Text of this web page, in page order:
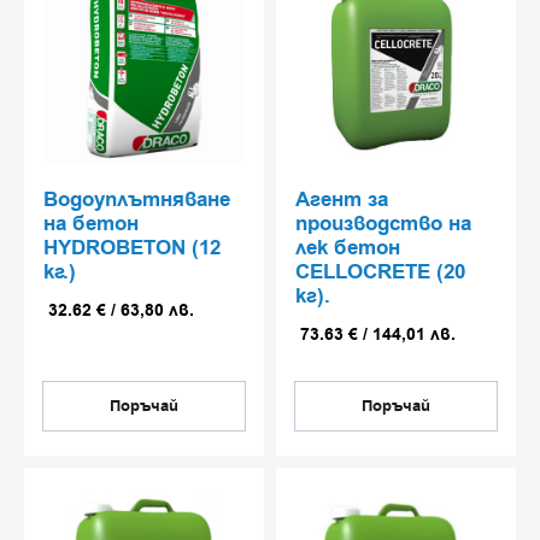
уплътняват порите и удължават живота на
конструкцията.
Инхибитори на корозия за
Нанасят се върху открита или покрита с бетон
армировка, формират защитен филм и забавят
корозионните процеси;
Грундове за защита на стомана
преди репарация – част от
системно възстановяване на
стоманобетон;
Мигриращ инхибитор на корозия, който прониква в
Водоуплътняване
на бетон
HYDROBETON (12
кг.)
32.62 € / 63,80 лв.
Поръчай
Агент за
производство на
лек бетон
CELLOCRETE (20
кг).
73.63 € / 144,01 лв.
Поръчай